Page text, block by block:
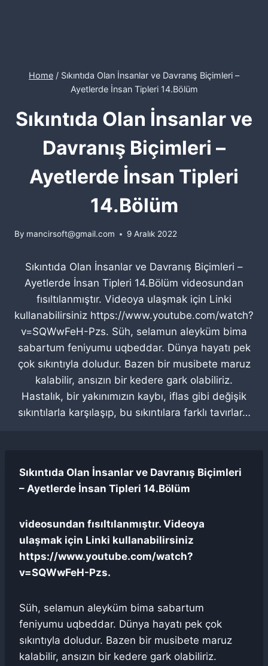
Home / Sıkıntıda Olan İnsanlar ve Davranış Biçimleri –
Ayetlerde İnsan Tipleri 14.Bölüm
Sıkıntıda Olan İnsanlar ve
Davranış Biçimleri –
Ayetlerde İnsan Tipleri
14.Bölüm
By mancirsoft@gmail.com 9 Aralık 2022
Sıkıntıda Olan İnsanlar ve Davranış Biçimleri –
Ayetlerde İnsan Tipleri 14.Bölüm videosundan
fısıltılanmıştır. Videoya ulaşmak için Linki
kullanabilirsiniz https://www.youtube.com/watch?
v=SQWwFeH-Pzs. Süh, selamun aleyküm bima
sabartum feniyumu uqbeddar. Dünya hayatı pek
çok sıkıntıyla doludur. Bazen bir musibete maruz
kalabilir, ansızın bir kedere gark olabiliriz.
Hastalık, bir yakınımızın kaybı, iflas gibi değişik
sıkıntılarla karşılaşıp, bu sıkıntılara farklı tavırlar…
Sıkıntıda Olan İnsanlar ve Davranış Biçimleri
– Ayetlerde İnsan Tipleri 14.Bölüm
videosundan fısıltılanmıştır. Videoya
ulaşmak için Linki kullanabilirsiniz
https://www.youtube.com/watch?
v=SQWwFeH-Pzs.
Süh, selamun aleyküm bima sabartum
feniyumu uqbeddar. Dünya hayatı pek çok
sıkıntıyla doludur. Bazen bir musibete maruz
kalabilir, ansızın bir kedere gark olabiliriz.